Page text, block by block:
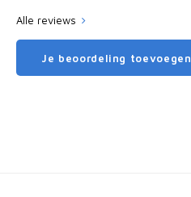
Alle reviews
Je beoordeling toevoegen